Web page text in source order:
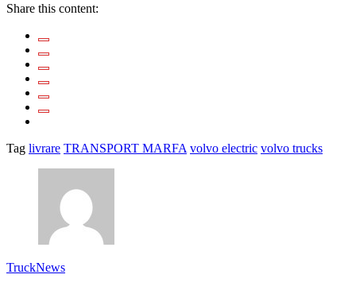
Share this content:
Tag livrare TRANSPORT MARFA volvo electric volvo trucks
TruckNews